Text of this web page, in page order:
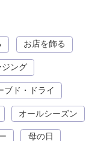
お店を飾る
ング
ブド・ドライ
オールシーズン
母の日